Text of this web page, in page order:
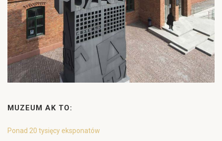
MUZEUM AK TO:
Ponad 20 tysięcy eksponatów